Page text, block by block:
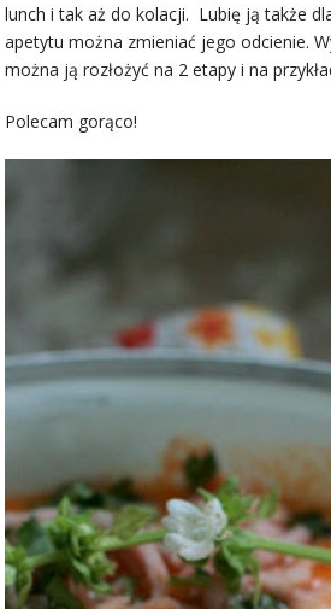
lunch i tak aż do kolacji. Lubię ją także
apetytu można zmieniać jego odcienie.
można ją rozłożyć na 2 etapy i na
Polecam gorąco!